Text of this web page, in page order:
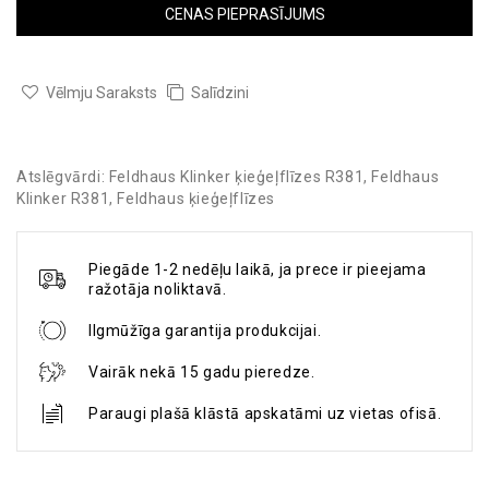
CENAS PIEPRASĪJUMS
Vēlmju Saraksts Salīdzini
Atslēgvārdi: Feldhaus Klinker ķieģeļflīzes R381, Feldhaus
Klinker R381, Feldhaus ķieģeļflīzes
Piegāde 1-2 nedēļu laikā, ja prece ir pieejama
ražotāja noliktavā.
Ilgmūžīga garantija produkcijai.
Vairāk nekā 15 gadu pieredze.
Paraugi plašā klāstā apskatāmi uz vietas ofisā.